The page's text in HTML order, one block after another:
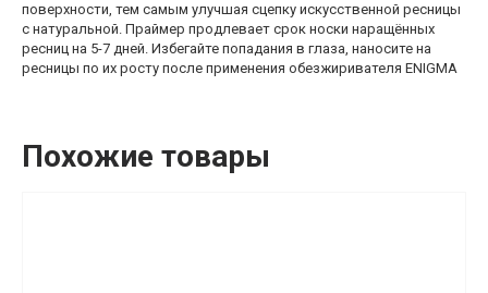
поверхности, тем самым улучшая сцепку искусственной ресницы
с натуральной. Праймер продлевает срок носки наращённых
ресниц на 5-7 дней. Избегайте попадания в глаза, наносите на
ресницы по их росту после применения обезжиривателя ENIGMA
Похожие товары